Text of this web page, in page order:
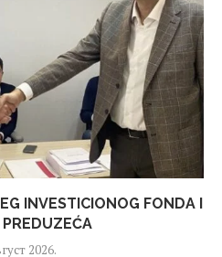
INVESTICIONOG FONDA I
PREDUZEĆA
2026.